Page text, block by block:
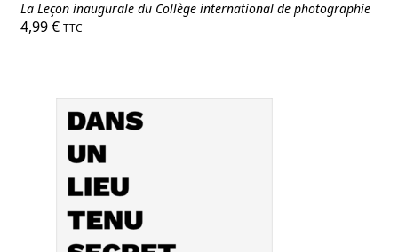
La Leçon inaugurale du Collège international de photographie
4,99€ TTC